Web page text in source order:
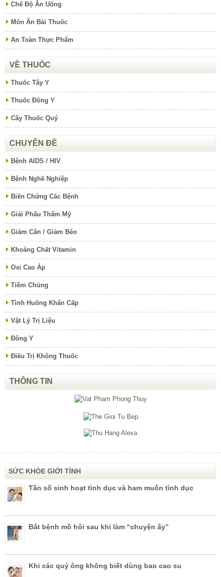
Chế Độ Ăn Uống
Món Ăn Bài Thuốc
An Toàn Thực Phẩm
VỀ THUỐC
Thuốc Tây Y
Thuốc Đông Y
Cây Thuốc Quý
CHUYÊN ĐỀ
Bệnh AIDS / HIV
Bệnh Nghề Nghiệp
Biến Chứng Các Bệnh
Giải Phẩu Thẩm Mỹ
Giảm Cân / Giảm Béo
Khoáng Chất Vitamin
Oxi Cao Áp
Tiêm Chủng
Tình Huống Khẩn Cấp
Vật Lý Trị Liệu
Đông Y
Điều Trị Không Thuốc
THÔNG TIN
SỨC KHỎE GIỚI TÍNH
Tần số sinh hoạt tình dục và ham muốn tình dục
Bắt bệnh mồ hôi sau khi làm “chuyện ấy”
Khi các quý ông không biết dùng bao cao su